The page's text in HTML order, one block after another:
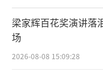
续集结了王也（
（毕雯珺饰）、
少年英雄，他们
暗，将会为观
梁家辉百花奖演讲落
场
2026-08-08 15:09:28